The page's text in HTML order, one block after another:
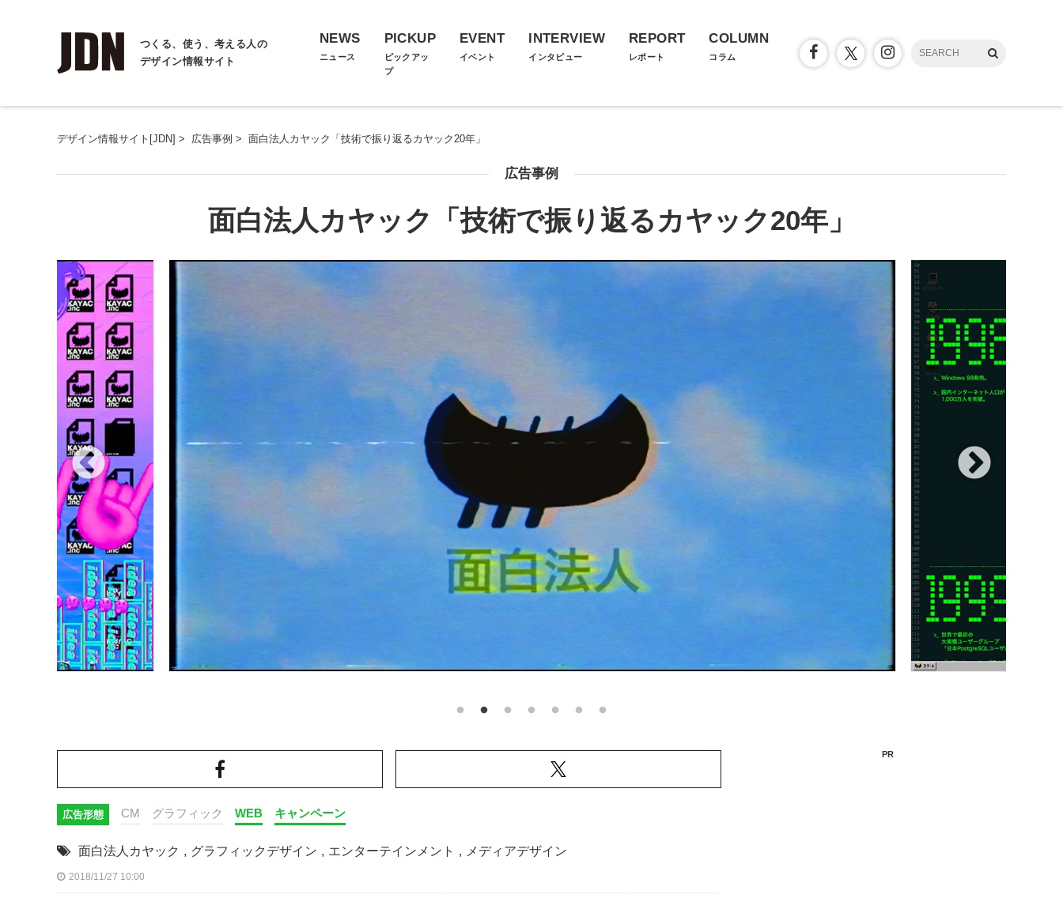
つくる、使う、考える人の
デザイン情報サイト
NEWS
ニュース
PICKUP
ピックアッ
プ
EVENT
イベント
INTERVIEW
インタビュー
REPORT
レポート
COLUMN
コラム
デザイン情報サイト[JDN] > 広告事例 > 面白法人カヤック「技術で振り返るカヤック20年」
広告事例
面白法人カヤック「技術で振り返るカヤック20年」
広告形態 CM グラフィック WEB キャンペーン
面白法人カヤック , グラフィックデザイン , エンターテインメント , メディアデザイン
2018/11/27 10:00
PR